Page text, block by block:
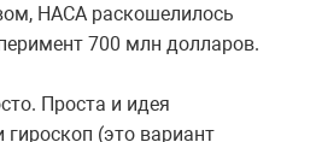
НАСА раскошелилось
700 млн долларов.
Проста и идея
гироскоп (это вариант